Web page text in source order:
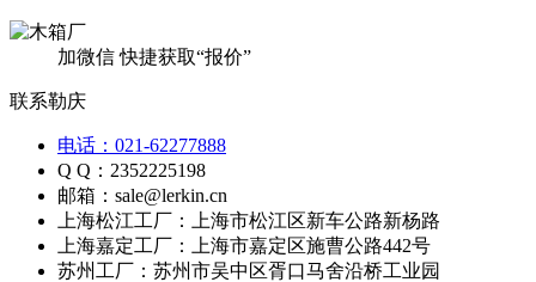
加微信 快捷获取“报价”
联系勒庆
电话：021-62277888
Q Q：2352225198
邮箱：sale@lerkin.cn
上海松江工厂：上海市松江区新车公路新杨路
上海嘉定工厂：上海市嘉定区施曹公路442号
苏州工厂：苏州市吴中区胥口马舍沿桥工业园